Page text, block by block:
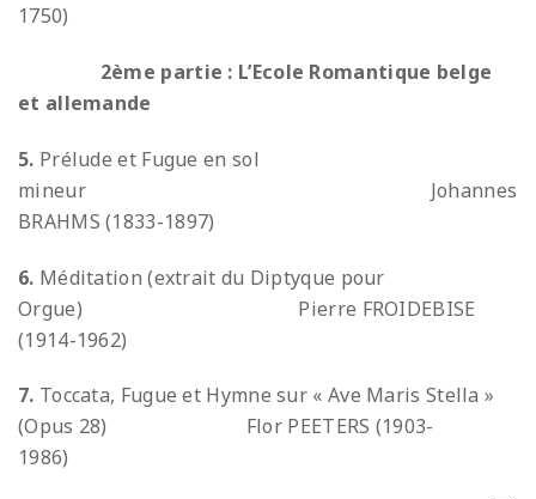
1750)
2ème partie : L’Ecole Romantique belge
et allemande
5. Prélude et Fugue en sol
mineur Johannes
BRAHMS (1833-1897)
6. Méditation (extrait du Diptyque pour
Orgue) Pierre FROIDEBISE
(1914-1962)
7. Toccata, Fugue et Hymne sur « Ave Maris Stella »
(Opus 28) Flor PEETERS (1903-
1986)